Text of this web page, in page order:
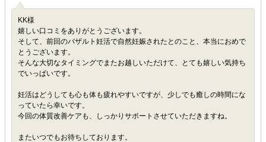
KK様
嬉しい口コミをありがとうございます。
そして、前回のバザルト妊活で自然妊娠されたとのこと、本当におめで
とうございます。
そんな大切なタイミングでまたお越しいただけて、とても嬉しい気持ち
でいっぱいです。
妊活はどうしても心も体も疲れやすいですが、少しでも癒しの時間にな
っていたら幸いです。
今回の体質改善ケアも、しっかりサポートさせていただきますね。
またいつでもお待ちしております。